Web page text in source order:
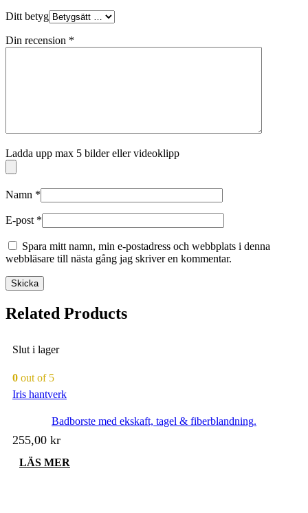
Ditt betyg
Din recension *
Ladda upp max 5 bilder eller videoklipp
Namn *
E-post *
Spara mitt namn, min e-postadress och webbplats i denna
webbläsare till nästa gång jag skriver en kommentar.
Related Products
Slut i lager
0 out of 5
Iris hantverk
Badborste med ekskaft, tagel & fiberblandning.
255,00 kr
LÄS MER